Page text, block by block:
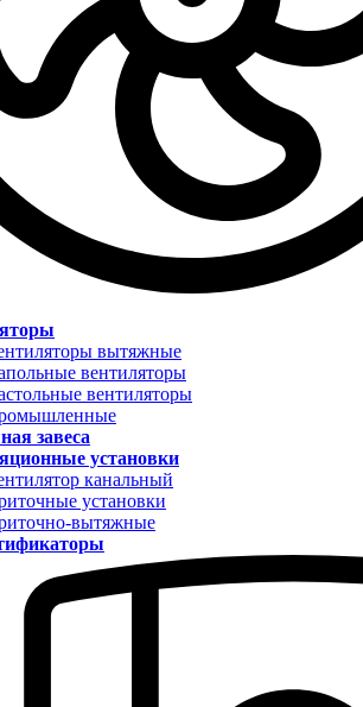
вытяжные
вентиляторы
вентиляторы
завеса
установки
канальный
установки
вытяжные